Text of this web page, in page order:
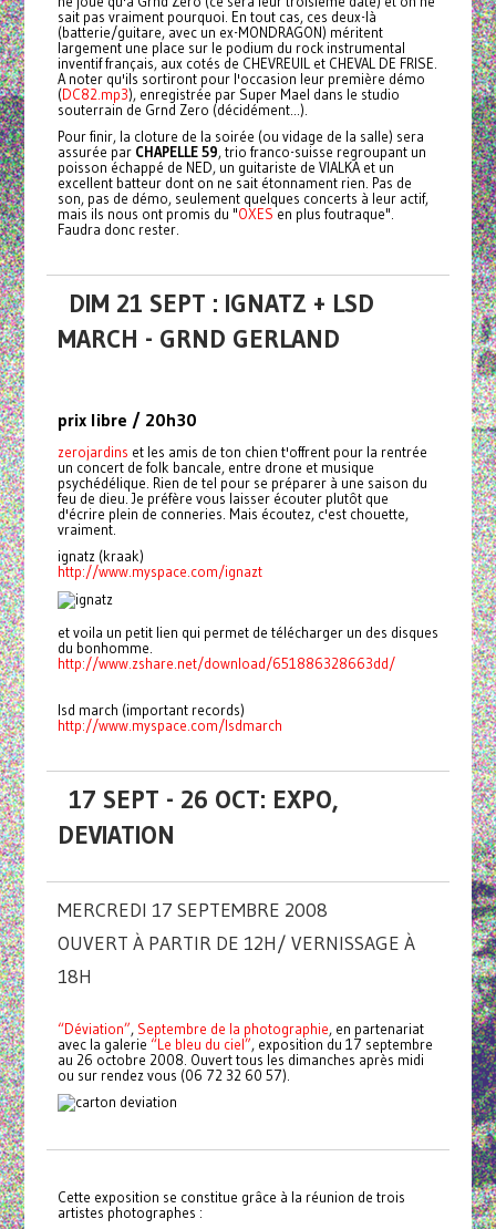
sait pas vraiment pourquoi. En tout cas, ces deux-là
(batterie/guitare, avec un ex-MONDRAGON) méritent
largement une place sur le podium du rock instrumental
inventif français, aux cotés de CHEVREUIL et CHEVAL DE FRISE.
A noter qu'ils sortiront pour l'occasion leur première démo
(DC82.mp3), enregistrée par Super Mael dans le studio
souterrain de Grnd Zero (décidément...).
Pour finir, la cloture de la soirée (ou vidage de la salle) sera
assurée par CHAPELLE 59, trio franco-suisse regroupant un
poisson échappé de NED, un guitariste de VIALKA et un
excellent batteur dont on ne sait étonnament rien. Pas de
son, pas de démo, seulement quelques concerts à leur actif,
mais ils nous ont promis du "OXES en plus foutraque".
Faudra donc rester.
DIM 21 SEPT : IGNATZ + LSD
MARCH - GRND GERLAND
prix libre / 20h30
zerojardins et les amis de ton chien t'offrent pour la rentrée
un concert de folk bancale, entre drone et musique
psychédélique. Rien de tel pour se préparer à une saison du
feu de dieu. Je préfère vous laisser écouter plutôt que
d'écrire plein de conneries. Mais écoutez, c'est chouette,
vraiment.
ignatz (kraak)
http://www.myspace.com/ignazt
et voila un petit lien qui permet de télécharger un des disques
du bonhomme.
http://www.zshare.net/download/651886328663dd/
lsd march (important records)
http://www.myspace.com/lsdmarch
17 SEPT - 26 OCT: EXPO,
DEVIATION
MERCREDI 17 SEPTEMBRE 2008
OUVERT À PARTIR DE 12H/ VERNISSAGE À
18H
“Déviation”, Septembre de la photographie, en partenariat
avec la galerie “Le bleu du ciel”, exposition du 17 septembre
au 26 octobre 2008. Ouvert tous les dimanches après midi
ou sur rendez vous (06 72 32 60 57).
Cette exposition se constitue grâce à la réunion de trois
artistes photographes :